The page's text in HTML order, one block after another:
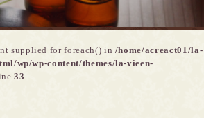
supplied for foreach() in /home/acreact01/la-
wp/wp-content/themes/la-vieen-
33